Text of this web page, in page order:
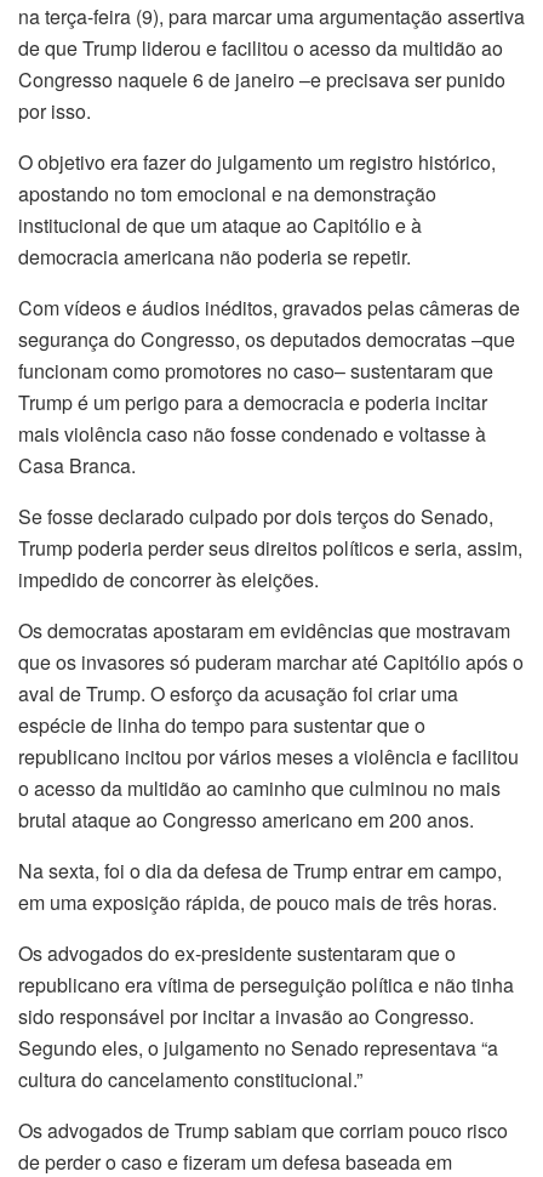
na terça-feira (9), para marcar uma argumentação assertiva
de que Trump liderou e facilitou o acesso da multidão ao
Congresso naquele 6 de janeiro –e precisava ser punido
por isso.
O objetivo era fazer do julgamento um registro histórico,
apostando no tom emocional e na demonstração
institucional de que um ataque ao Capitólio e à
democracia americana não poderia se repetir.
Com vídeos e áudios inéditos, gravados pelas câmeras de
segurança do Congresso, os deputados democratas –que
funcionam como promotores no caso– sustentaram que
Trump é um perigo para a democracia e poderia incitar
mais violência caso não fosse condenado e voltasse à
Casa Branca.
Se fosse declarado culpado por dois terços do Senado,
Trump poderia perder seus direitos políticos e seria, assim,
impedido de concorrer às eleições.
Os democratas apostaram em evidências que mostravam
que os invasores só puderam marchar até Capitólio após o
aval de Trump. O esforço da acusação foi criar uma
espécie de linha do tempo para sustentar que o
republicano incitou por vários meses a violência e facilitou
o acesso da multidão ao caminho que culminou no mais
brutal ataque ao Congresso americano em 200 anos.
Na sexta, foi o dia da defesa de Trump entrar em campo,
em uma exposição rápida, de pouco mais de três horas.
Os advogados do ex-presidente sustentaram que o
republicano era vítima de perseguição política e não tinha
sido responsável por incitar a invasão ao Congresso.
Segundo eles, o julgamento no Senado representava “a
cultura do cancelamento constitucional.”
Os advogados de Trump sabiam que corriam pouco risco
de perder o caso e fizeram um defesa baseada em